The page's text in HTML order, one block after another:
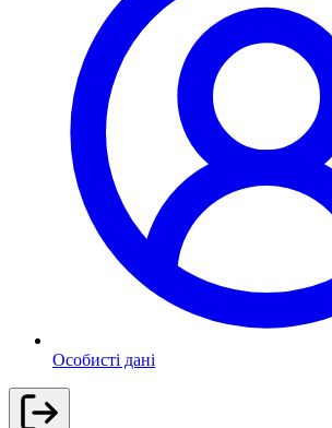
Особисті дані